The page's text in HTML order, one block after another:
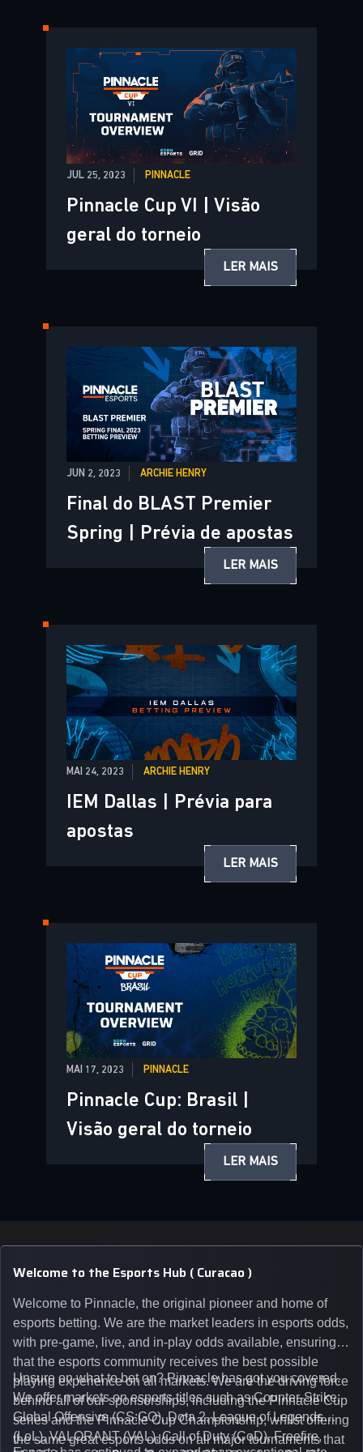
JUL 25, 2023 PINNACLE
Pinnacle Cup VI | Visão
geral do torneio
LER MAIS
JUN 2, 2023 ARCHIE HENRY
Final do BLAST Premier
Spring | Prévia de apostas
LER MAIS
MAI 24, 2023 ARCHIE HENRY
IEM Dallas | Prévia para
apostas
LER MAIS
MAI 17, 2023 PINNACLE
Pinnacle Cup: Brasil |
Visão geral do torneio
LER MAIS
Welcome to the Esports Hub ( Curacao )
Welcome to Pinnacle, the original pioneer and home of
esports betting. We are the market leaders in esports odds,
with pre-game, live, and in-play odds available, ensuring
that the esports community receives the best possible
playing experience on all markets. We are the driving force
behind all of our sponsorships, including the Pinnacle Cup
series and the Pinnacle Cup Championship, whilst offering
the same great esports odds on all major tournaments that
Unsure on what to bet on? Pinnacle has got you covered.
We offer markets on esports titles such as Counter-Strike:
Global Offensive (CS:GO), Dota 2, League of Legends
(LoL), VALORANT (VAL), Call of Duty (CoD), Freefire,